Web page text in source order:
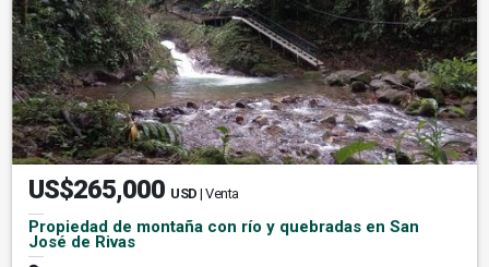
US$265,000 USD | Venta
Propiedad de montaña con río y quebradas en San
José de Rivas